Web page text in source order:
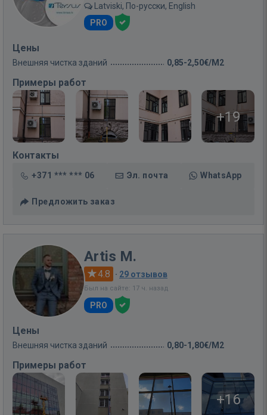
Latviski, По-русски, English
PRO
Цены
Внешняя чистка зданий 0,85-2,50€/M2
Примеры работ
+19
Контакты
+371 *** *** 06 Эл. почта WhatsApp
Предложить заказ
Artis M.
4.8 · 29 отзывов
Был на сайте: 17 ч. назад
PRO
Цены
Внешняя чистка зданий 0,80-1,80€/M2
Примеры работ
+16